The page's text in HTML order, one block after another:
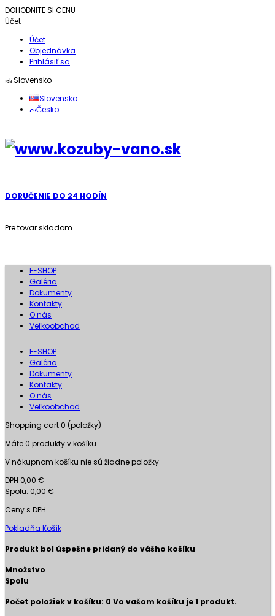
DOHODNITE SI CENU
Účet
Účet
Objednávka
Prihlásiť sa
Slovensko
Slovensko
Česko
DORUČENIE DO 24 HODÍN
Pre tovar skladom
E-SHOP
Galéria
Dokumenty
Kontakty
O nás
Veľkoobchod
E-SHOP
Galéria
Dokumenty
Kontakty
O nás
Veľkoobchod
Shopping cart0 (položky)
Máte0 produkty v košíku
V nákupnom košíku nie sú žiadne položky
DPH 0,00 €
Spolu: 0,00 €
Ceny s DPH
Pokladňa Košík
Produkt bol úspešne pridaný do vášho košíku
Množstvo
Spolu
Počet položiek v košíku: 0 Vo vašom košíku je 1 produkt.